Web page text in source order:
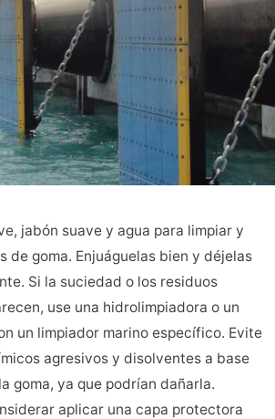
jabón suave y agua para limpiar y
de goma. Enjuáguelas bien y déjelas
Si la suciedad o los residuos
use una hidrolimpiadora o un
un limpiador marino específico. Evite
agresivos y disolventes a base
goma, ya que podrían dañarla.
aplicar una capa protectora